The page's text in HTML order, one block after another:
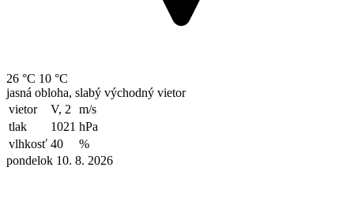
26 °C 10 °C
jasná obloha, slabý východný vietor
vietor
V, 2 m/s
tlak
1021 hPa
vlhkosť 40
%
pondelok 10. 8. 2026